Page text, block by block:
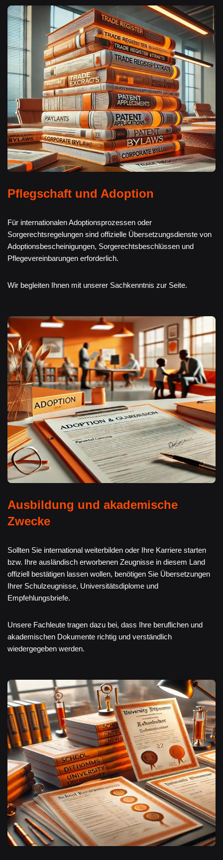
Pflegschaft und Adoption
Für internationalen Adoptionsprozessen oder
Sorgerechtsregelungen sind offizielle Übersetzungsdienste von
Adoptionsbescheinigungen, Sorgerechtsbeschlüssen und
Pflegevereinbarungen erforderlich.
Wir begleiten Ihnen mit unserer Sachkenntnis zur Seite.
Ausbildung und akademische
Zwecke
Sollten Sie international weiterbilden oder Ihre Karriere starten
bzw. Ihre ausländisch erworbenen Zeugnisse in diesem Land
offiziell bestätigen lassen wollen, benötigen Sie Übersetzungen
Ihrer Schulzeugnisse, Universitätsdiplome und
Empfehlungsbriefe.
Unsere Fachleute tragen dazu bei, dass Ihre beruflichen und
akademischen Dokumente richtig und verständlich
wiedergegeben werden.